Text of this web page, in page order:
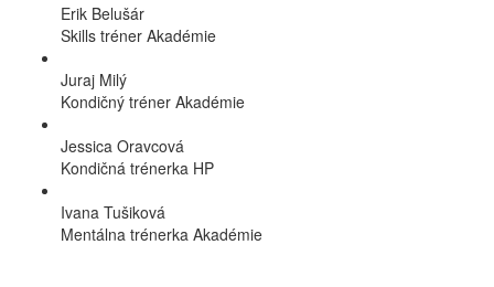
Erik Belušár
Skills tréner Akadémie
Juraj Milý
Kondičný tréner Akadémie
Jessica Oravcová
Kondičná trénerka HP
Ivana Tušiková
Mentálna trénerka Akadémie